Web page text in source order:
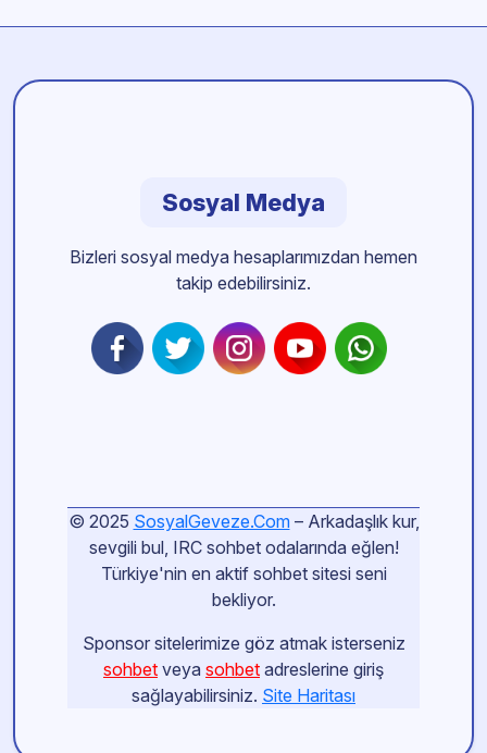
Sosyal Medya
Bizleri sosyal medya hesaplarımızdan hemen
takip edebilirsiniz.
© 2025 SosyalGeveze.Com– Arkadaşlık kur,
sevgili bul, IRC sohbet odalarında eğlen!
Türkiye'nin en aktif sohbet sitesi seni
bekliyor.
Sponsor sitelerimize göz atmak isterseniz
sohbet veya sohbet adreslerine giriş
sağlayabilirsiniz. Site Haritası